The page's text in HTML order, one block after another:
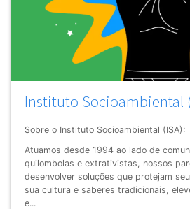
Instituto Socioambiental
Sobre o Instituto Socioambiental (ISA):
Atuamos desde 1994 ao lado de
quilombolas e extrativistas, nossos
desenvolver soluções que protejam
sua cultura e saberes tradicionais,
e...